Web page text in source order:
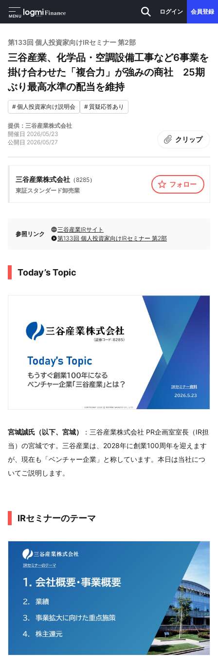
MENU
ログイン 会員登録
第133回 個人投資家向けIRセミナー 第2部
三谷産業、化学品・空調設備工事など6事業を
掛け合わせた「複合力」が強みの商社 25期
ぶり最高水準の配当を維持
#個人投資家向け説明会 #質疑応答あり
提供：三谷産業株式会社
開催日 2026/05/23
公開日 2026/05/27 クリップ
三谷産業株式会社 （8285）
東証スタンダード卸売業
フォロー
参照リンク
三谷産業IRサイト
第133回 個人投資家向けIRセミナー 第2部
Today’s Topic
宮城誠氏（以下、宮城）
：三谷産業株式会社 PR企画室室長（IR担
当）の宮城です。三谷産業は、2028年に創業100周年を迎えます
が、現在も「ベンチャー企業」と称しています。本日は当社につ
いてご説明します。
IRセミナーのテーマ